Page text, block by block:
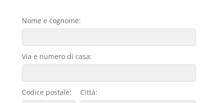
Nome e cognome:
Via e numero di casa:
Codice postale: Città: